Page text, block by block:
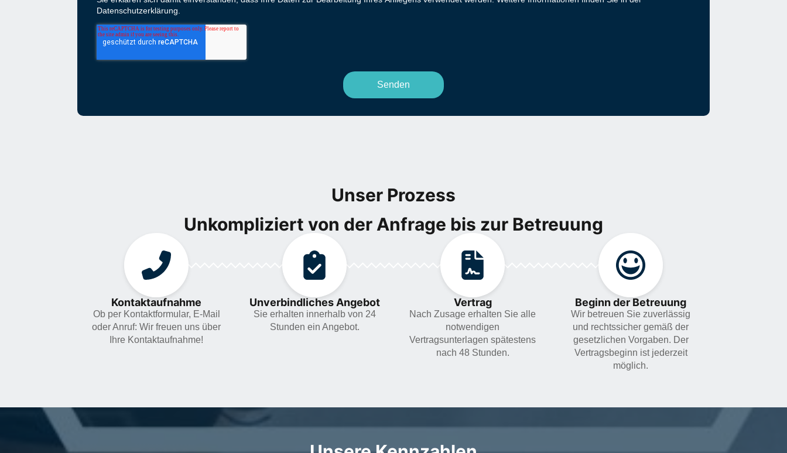
Datenschutzerklärung.
Unser Prozess
Unkompliziert von der Anfrage bis zur Betreuung
Kontaktaufnahme
Ob per Kontaktformular, E-Mail
oder Anruf: Wir freuen uns über
Ihre Kontaktaufnahme!
Unverbindliches Angebot
Sie erhalten innerhalb von 24
Stunden ein Angebot.
Vertrag
Nach Zusage erhalten Sie alle
notwendigen
Vertragsunterlagen spätestens
nach 48 Stunden.
Beginn der Betreuung
Wir betreuen Sie zuverlässig
und rechtssicher gemäß der
gesetzlichen Vorgaben. Der
Vertragsbeginn ist jederzeit
möglich.